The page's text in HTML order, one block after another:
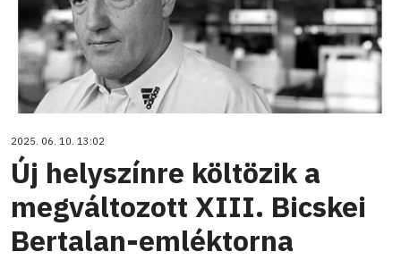
2025. 06. 10. 13:02
Új helyszínre költözik a
megváltozott XIII. Bicskei
Bertalan-emléktorna